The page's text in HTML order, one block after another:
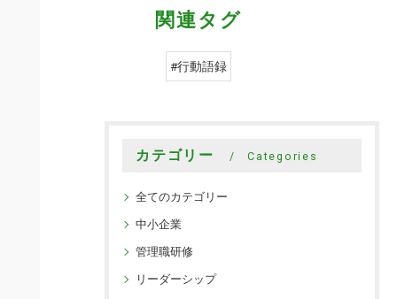
関連タグ
#行動語録
カテゴリー Categories
全てのカテゴリー
中小企業
管理職研修
リーダーシップ